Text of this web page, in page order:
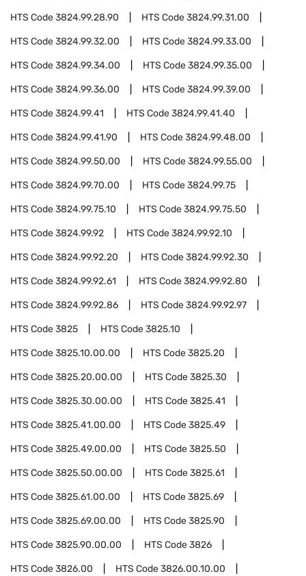
HTS Code3824.99.28.90 HTS Code3824.99.31.00
HTS Code3824.99.32.00 HTS Code3824.99.33.00
HTS Code3824.99.34.00 HTS Code3824.99.35.00
HTS Code3824.99.36.00 HTS Code3824.99.39.00
HTS Code3824.99.41 HTS Code3824.99.41.40
HTS Code3824.99.41.90 HTS Code3824.99.48.00
HTS Code3824.99.50.00 HTS Code3824.99.55.00
HTS Code3824.99.70.00 HTS Code3824.99.75
HTS Code3824.99.75.10 HTS Code3824.99.75.50
HTS Code3824.99.92 HTS Code3824.99.92.10
HTS Code3824.99.92.20 HTS Code3824.99.92.30
HTS Code3824.99.92.61 HTS Code3824.99.92.80
HTS Code3824.99.92.86 HTS Code3824.99.92.97
HTS Code3825 HTS Code3825.10
HTS Code3825.10.00.00 HTS Code3825.20
HTS Code3825.20.00.00 HTS Code3825.30
HTS Code3825.30.00.00 HTS Code3825.41
HTS Code3825.41.00.00 HTS Code3825.49
HTS Code3825.49.00.00 HTS Code3825.50
HTS Code3825.50.00.00 HTS Code3825.61
HTS Code3825.61.00.00 HTS Code3825.69
HTS Code3825.69.00.00 HTS Code3825.90
HTS Code3825.90.00.00 HTS Code3826
HTS Code3826.00 HTS Code3826.00.10.00